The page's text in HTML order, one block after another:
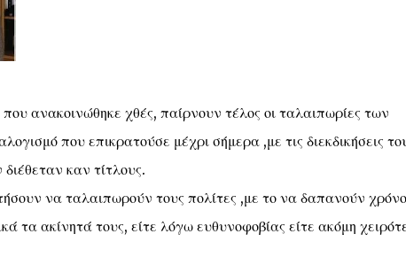
ανακοινώθηκε χθές, παίρνουν τέλος οι ταλαιπωρίες των
που επικρατούσε μέχρι σήμερα ,με τις διεκδικήσεις
καν τίτλους.
να ταλαιπωρούν τους πολίτες ,με το να δαπανούν
τα ακίνητά τους, είτε λόγω ευθυνοφοβίας είτε ακόμη